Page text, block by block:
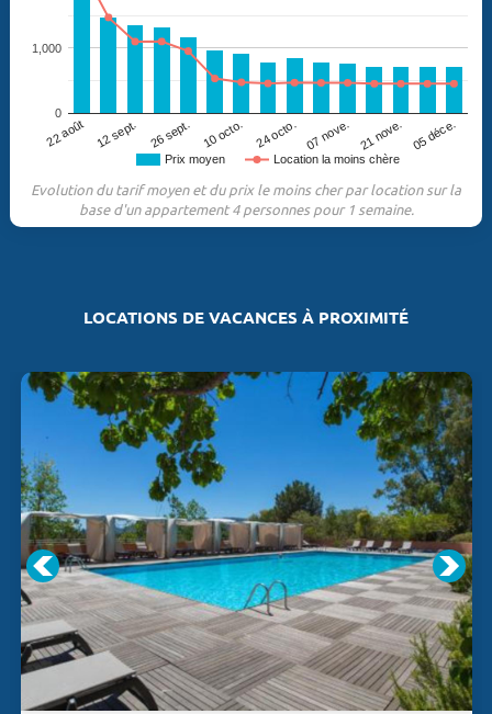
Prix moyen Location la moins chère
22 août 12 sept. 26 sept. 10 octo. 24 octo. 07 nove. 21 nove. 05 déce.
0
1,000
Evolution du tarif moyen et du prix le moins cher par location sur la
base d'un appartement 4 personnes pour 1 semaine.
LOCATIONS DE VACANCES À PROXIMITÉ